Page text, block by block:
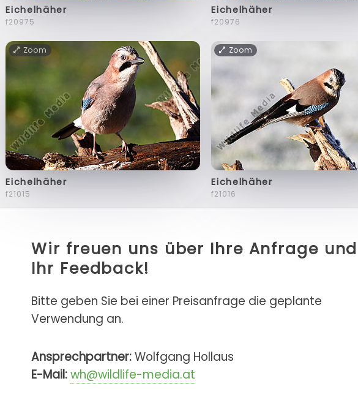
Eichelhäher
f20975
Eichelhäher
f20976
Zoom
Eichelhäher
f21015
Zoom
Eichelhäher
f21016
Wir freuen uns über Ihre Anfrage und
Ihr Feedback!
Bitte geben Sie bei einer Preisanfrage die geplante
Verwendung an.
Ansprechpartner:Wolfgang Hollaus
E-Mail:wh@wildlife-media.at